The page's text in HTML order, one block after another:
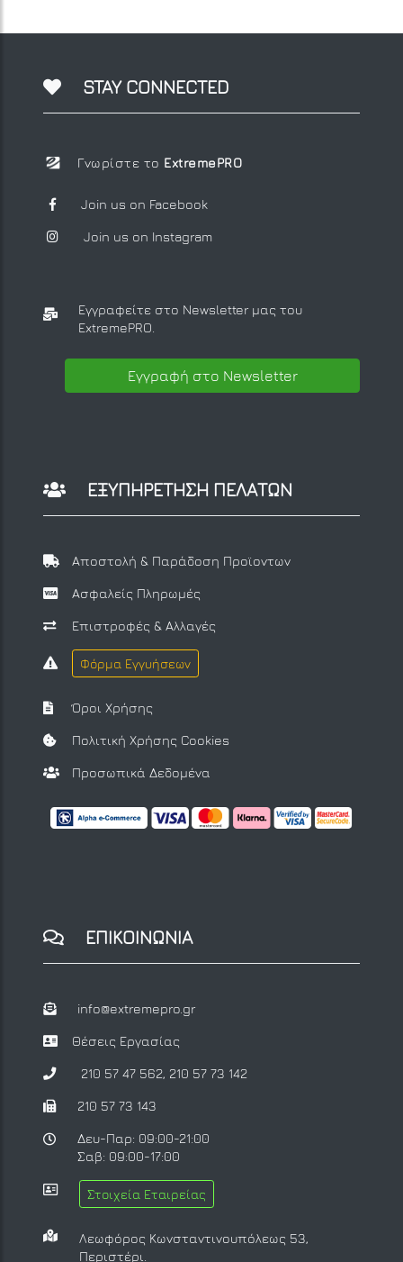
STAY CONNECTED
Γνωρίστε το ExtremePRO
Join us on Facebook
Join us on Instagram
Εγγραφείτε στο Newsletter μας του
ExtremePRO.
Εγγραφή στο Newsletter
ΕΞΥΠΗΡΕΤΗΣΗ ΠΕΛΑΤΩΝ
Αποστολή & Παράδοση Προϊοντων
Ασφαλείς Πληρωμές
Επιστροφές & Αλλαγές
Φόρμα Εγγυήσεων
Όροι Χρήσης
Πολιτική Χρήσης Cookies
Προσωπικά Δεδομένα
ΕΠΙΚΟΙΝΩΝΙΑ
info@extremepro.gr
Θέσεις Εργασίας
210 57 47 562, 210 57 73 142
210 57 73 143
Δευ-Παρ: 09:00-21:00
Σαβ: 09:00-17:00
Στοιχεία Εταιρείας
Λεωφόρος Κωνσταντινουπόλεως 53,
Περιστέρι.